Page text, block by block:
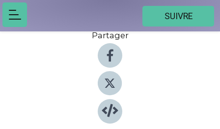
SUIVRE
Partager